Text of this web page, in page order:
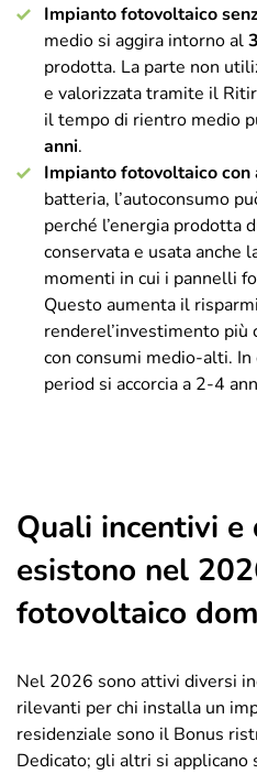
Impianto fotovoltaico
medio si aggira intorno al
prodotta. La parte non
e valorizzata tramite il
il tempo di rientro medio
anni.
Impianto fotovoltaico con
batteria, l’autoconsumo
perché l’energia prodotta
conservata e usata anche
momenti in cui i pannelli
Questo aumenta il
renderel’investimento
con consumi medio-alti. In
period si accorcia a 2-4
Quali incentivi e
esistono nel
fotovoltaico
Nel 2026 sono attivi diversi
rilevanti per chi installa un
residenziale sono il Bonus
Dedicato; gli altri si applicano